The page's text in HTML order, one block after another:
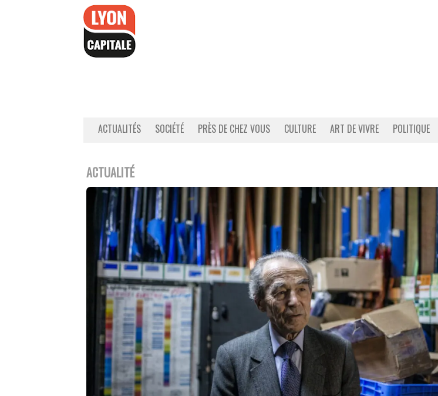
ACTUALITÉS SOCIÉTÉ PRÈS DE CHEZ VOUS CULTURE ART DE VIVRE POLITIQUE
ACTUALITÉ